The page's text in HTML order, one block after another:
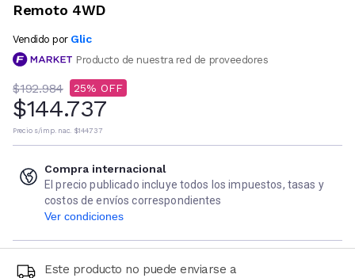
Remoto 4WD
Vendido por Glic
Producto de nuestra red de proveedores
$192.984 25
$144.737
Precio s/imp. nac. $144.737
Compra internacional
El precio publicado incluye todos los impuestos, tasas y
costos de envíos correspondientes
Ver condiciones
Este producto no puede enviarse a